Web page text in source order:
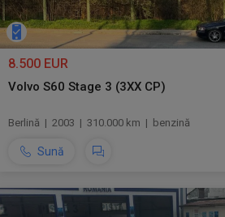
8.500 EUR
Volvo S60 Stage 3 (3XX CP)
Berlină | 2003 | 310.000 km | benzină
Sună